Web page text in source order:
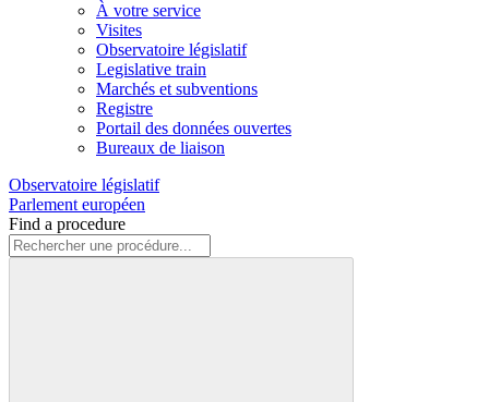
À votre service
Visites
Observatoire législatif
Legislative train
Marchés et subventions
Registre
Portail des données ouvertes
Bureaux de liaison
Observatoire législatif
Parlement européen
Find a procedure